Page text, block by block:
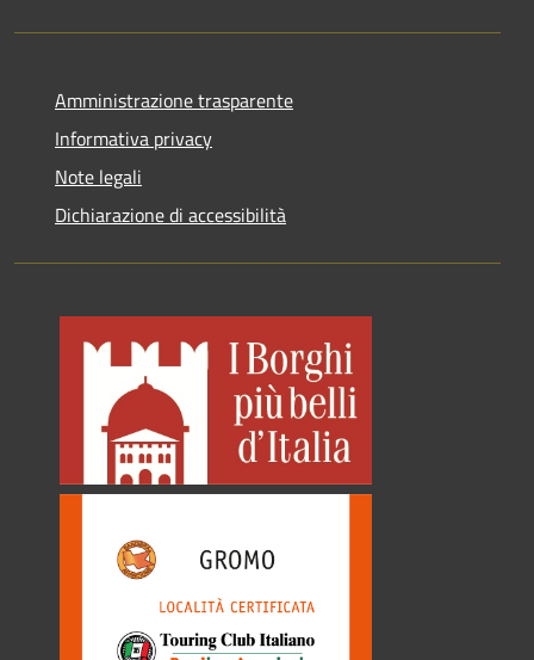
Amministrazione trasparente
Informativa privacy
Note legali
Dichiarazione di accessibilità